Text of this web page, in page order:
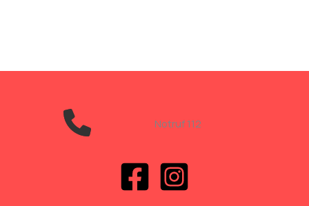
Notruf 112